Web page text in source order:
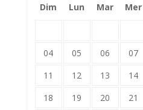
Dim Lun Mar Mer
04
05 06 07
11
12 13 14
18
19 20 21